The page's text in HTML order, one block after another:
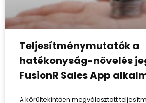
Teljesítménymutatók a
hatékonyság-növelés
FusionR Sales App
A körültekintően megválasztott